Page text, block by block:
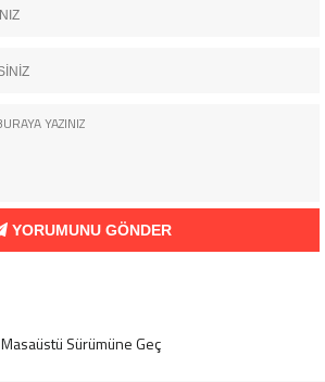
YORUMUNU GÖNDER
Masaüstü Sürümüne Geç